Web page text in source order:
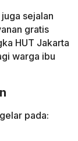
sejalan
gratis
HUT Jakarta
warga ibu
pada: